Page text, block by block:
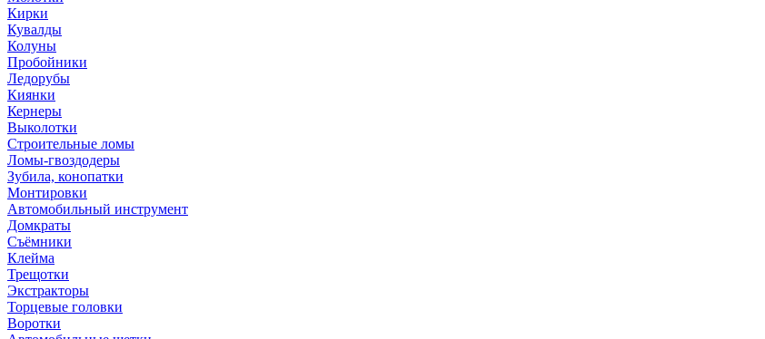
Кирки
Кувалды
Колуны
Пробойники
Ледорубы
Киянки
Кернеры
Выколотки
Строительные ломы
Ломы-гвоздодеры
Зубила, конопатки
Монтировки
Автомобильный инструмент
Домкраты
Съёмники
Клейма
Трещотки
Экстракторы
Торцевые головки
Воротки